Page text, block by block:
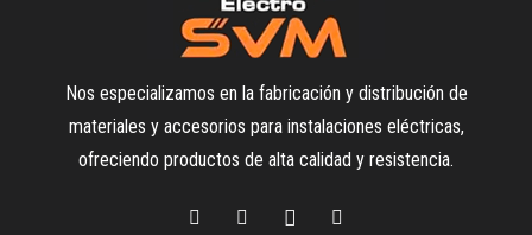
Nos especializamos en la fabricación y distribución de
materiales y accesorios para instalaciones eléctricas,
ofreciendo productos de alta calidad y resistencia.